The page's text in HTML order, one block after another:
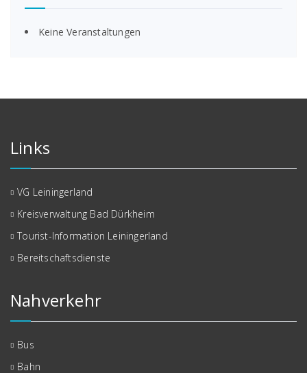
Keine Veranstaltungen
Links
VG Leiningerland
Kreisverwaltung Bad Dürkheim
Tourist-Information Leiningerland
Bereitschaftsdienste
Nahverkehr
Bus
Bahn